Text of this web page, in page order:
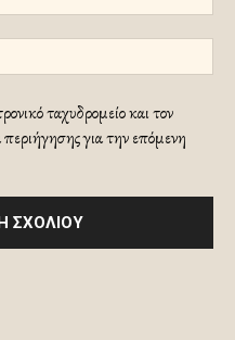
ταχυδρομείο και τον
για την επόμενη